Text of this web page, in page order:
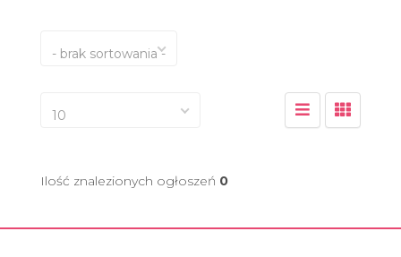
- brak sortowania -
10
Ilość znalezionych ogłoszeń 0